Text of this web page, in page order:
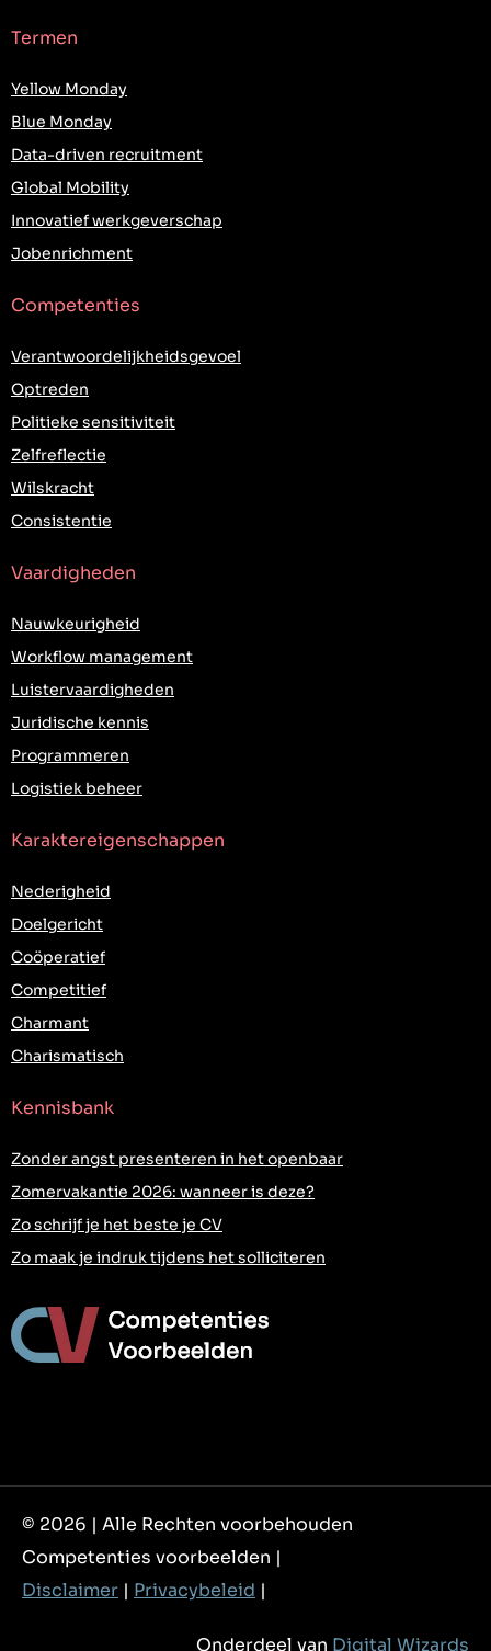
Termen
Yellow Monday
Blue Monday
Data-driven recruitment
Global Mobility
Innovatief werkgeverschap
Jobenrichment
Competenties
Verantwoordelijkheidsgevoel
Optreden
Politieke sensitiviteit
Zelfreflectie
Wilskracht
Consistentie
Vaardigheden
Nauwkeurigheid
Workflow management
Luistervaardigheden
Juridische kennis
Programmeren
Logistiek beheer
Karaktereigenschappen
Nederigheid
Doelgericht
Coöperatief
Competitief
Charmant
Charismatisch
Kennisbank
Zonder angst presenteren in het openbaar
Zomervakantie 2026: wanneer is deze?
Zo schrijf je het beste je CV
Zo maak je indruk tijdens het solliciteren
© 2026 | Alle Rechten voorbehouden
Competenties voorbeelden |
Disclaimer | Privacybeleid |
Onderdeel van Digital Wizards